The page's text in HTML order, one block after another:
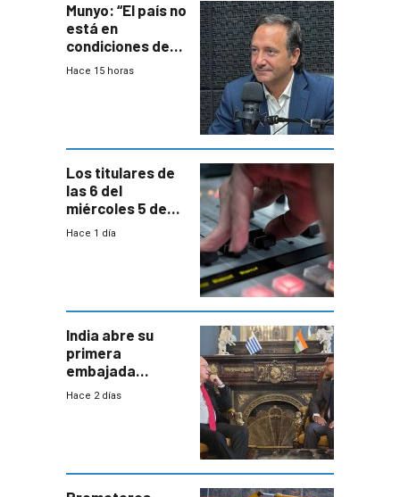
Munyo: “El país no
está en
condiciones de
enfrentar una
Hace 15 horas
Los titulares de
las 6 del
miércoles 5 de
agosto de 2026
Hace 1 día
India abre su
primera
embajada
residente en
enorme
Hace 2 días